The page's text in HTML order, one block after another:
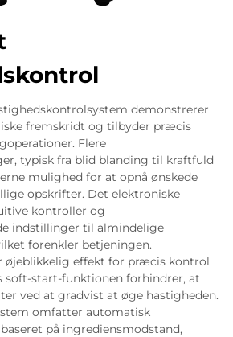
demonstrerer
fremskridt og tilbyder præcis
Flere
typisk fra blid blanding til kraftfuld
mulighed for at opnå ønskede
opskrifter. Det elektroniske
kontroller og
indstillinger til almindelige
forenkler betjeningen.
øjeblikkelig effekt for præcis kontrol
soft-start-funktionen forhindrer, at
ved at gradvist at øge hastigheden.
omfatter automatisk
på ingrediensmodstand,